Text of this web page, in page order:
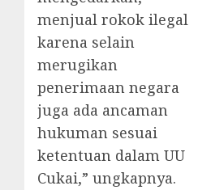
menjual rokok ilegal
karena selain
merugikan
penerimaan negara
juga ada ancaman
hukuman sesuai
ketentuan dalam UU
Cukai,” ungkapnya.